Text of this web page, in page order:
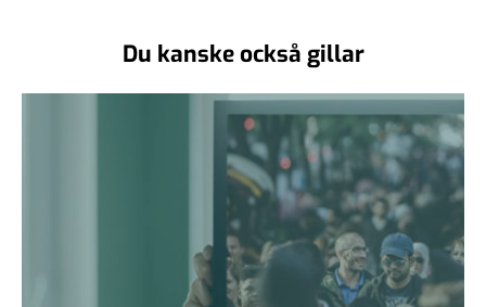
Du kanske också gillar